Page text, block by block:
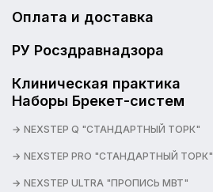
Оплата и доставка
РУ Росздравнадзора
Клиническая практика
Наборы Брекет-систем
NEXSTEP Q "СТАНДАРТНЫЙ ТОРК"
NEXSTEP PRO "СТАНДАРТНЫЙ ТОРК"
NEXSTEP ULTRA "ПРОПИСЬ MBT"